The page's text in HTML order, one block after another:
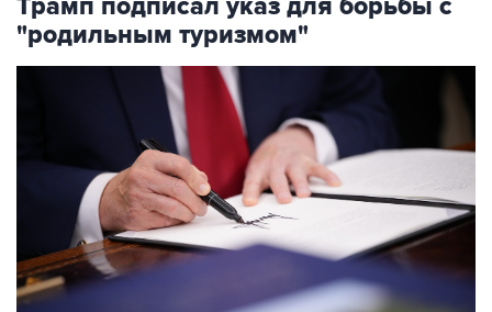
Трамп подписал указ для борьбы с
"родильным туризмом"